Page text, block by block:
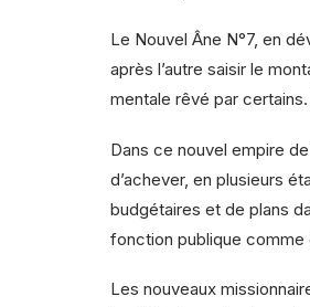
Le Nouvel Âne N°7, en
après l’autre saisir le
mentale rêvé par
Dans ce nouvel empire
d’achever, en plusieurs
budgétaires et de plans
fonction publique comme
Les nouveaux